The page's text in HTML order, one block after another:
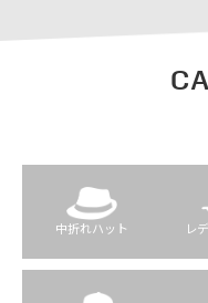
中折れハット レ